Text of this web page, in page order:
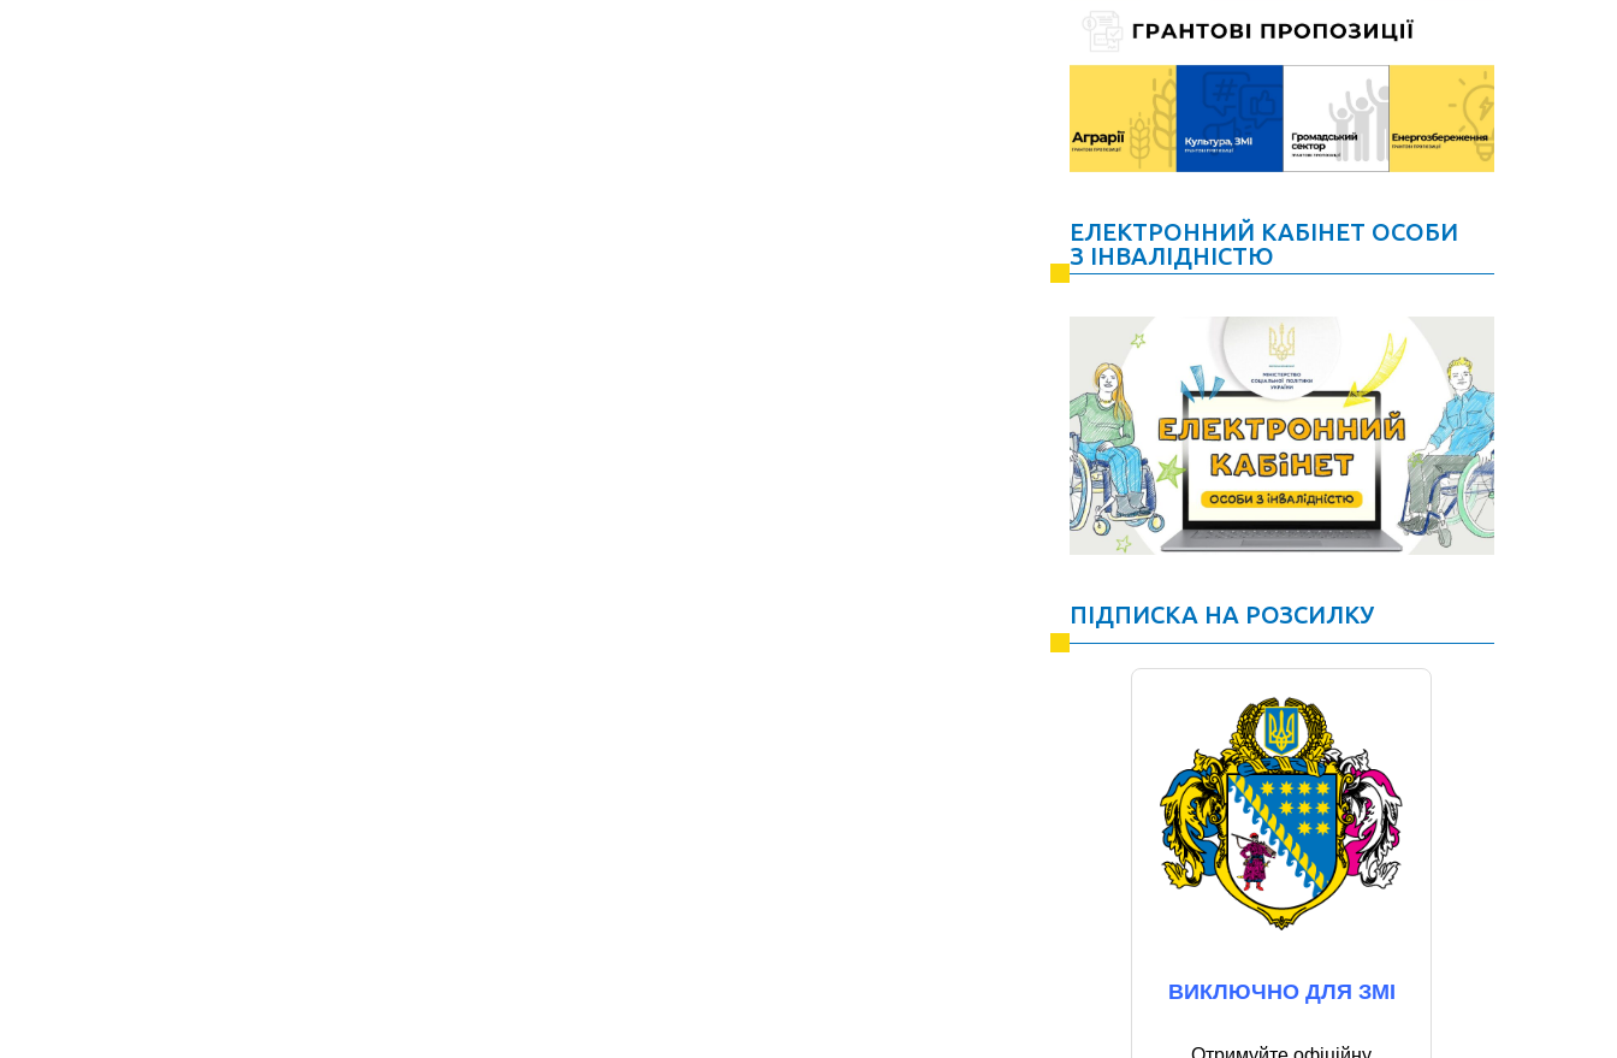
ЕЛЕКТРОННИЙ КАБІНЕТ ОСОБИ
З ІНВАЛІДНІСТЮ
ПІДПИСКА НА РОЗСИЛКУ
ВИКЛЮЧНО ДЛЯ ЗМІ